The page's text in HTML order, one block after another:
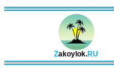
Zakoylok.RU